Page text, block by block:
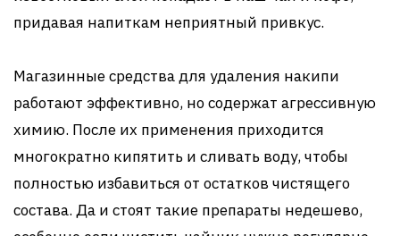
придавая напиткам неприятный привкус.
Магазинные средства для удаления накипи
работают эффективно, но содержат агрессивную
химию. После их применения приходится
многократно кипятить и сливать воду, чтобы
полностью избавиться от остатков чистящего
состава. Да и стоят такие препараты недешево,